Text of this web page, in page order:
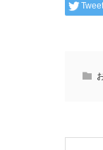
Tweet